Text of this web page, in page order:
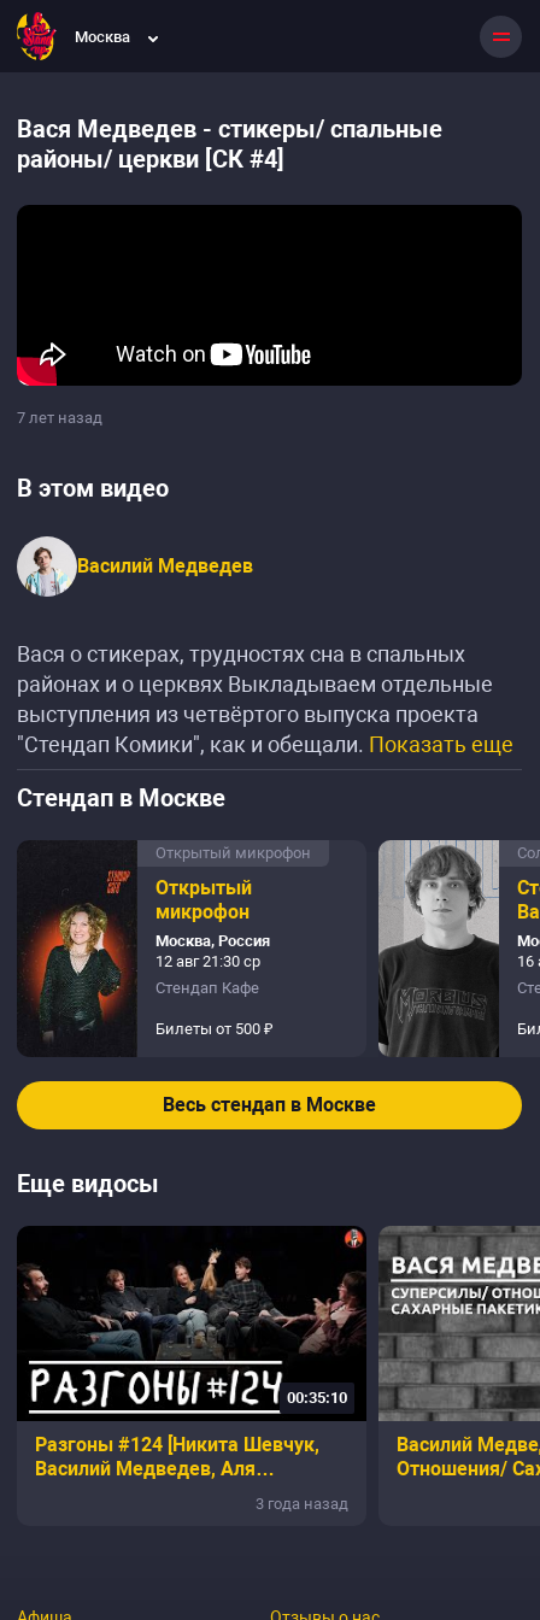
Москва
Вася Медведев - стикеры/ спальные
районы/ церкви [СК #4]
7 лет назад
В этом видео
Василий Медведев
Вася о стикерах, трудностях сна в спальных
районах и о церквях Выкладываем отдельные
выступления из четвёртого выпуска проекта
"Стендап Комики", как и обещали. Показать еще
Стендап в Москве
Открытый микрофон
Открытый
микрофон
Москва, Россия
12 авг 21:30 ср
Стендап Кафе
Билеты от 500 ₽
16
Весь стендап в Москве
Еще видосы
00:35:10
Разгоны #124 [Никита Шевчук,
Василий Медведев, Аля
Кокушкина, Женя Хоньяков,3 года назад
Василий
Отношения/